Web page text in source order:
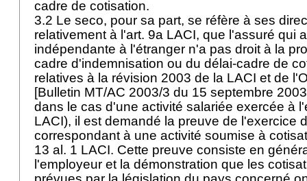
cadre de cotisation.
3.2 Le seco, pour sa part, se réfère à ses
relativement à l'art. 9a LACI, que l'assuré qui
indépendante à l'étranger n'a pas droit à la
cadre d'indemnisation ou du délai-cadre de
relatives à la révision 2003 de la LACI et de
[Bulletin MT/AC 2003/3 du 15 septembre
dans le cas d'une activité salariée exercée à
LACI), il est demandé la preuve de l'exercice
correspondant à une activité soumise à
13 al. 1 LACI. Cette preuve consiste en
l'employeur et la démonstration que les